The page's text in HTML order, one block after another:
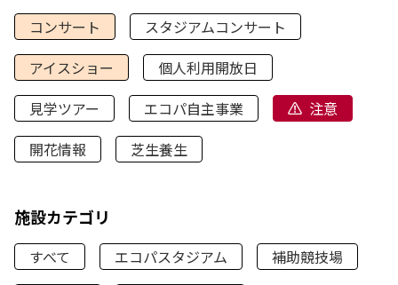
コンサート
スタジアムコンサート
アイスショー
個人利用開放日
見学ツアー
エコパ自主事業
注意
開花情報
芝生養生
施設カテゴリ
すべて エコパスタジアム
補助競技場